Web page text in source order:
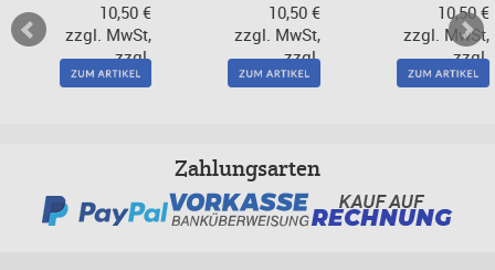
10,50 €
zzgl. MwSt,
zzgl.
Versand
10,50 €
zzgl. MwSt,
zzgl.
Versand
10,50 €
zzgl. MwSt,
zzgl.
Versand
Zahlungsarten